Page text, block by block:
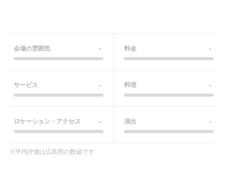
会場の雰囲気 - 料金 -
サービス - 料理 -
ロケーション・アクセス - 演出 -
※平均評価は広島県の数値です